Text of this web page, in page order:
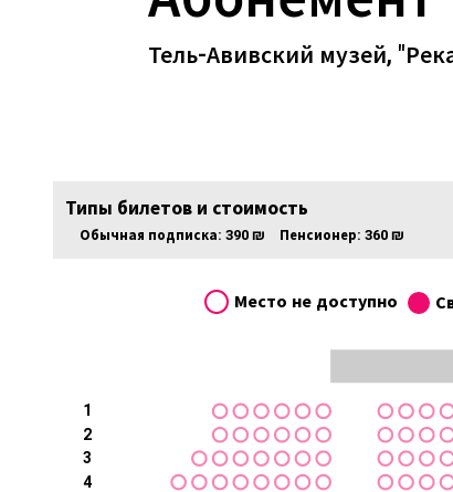
Тель-Авивский музей,
Типы билетов и стоимость
Обычная подписка:390 ₪ Пенсионер: 360 ₪
Место не доступно
1
2
3
4